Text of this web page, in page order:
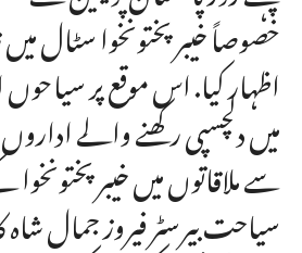
خصوصاً خیبرپختونخوا سٹال میں
اظہار کیا. اس موقع پر سیاحوں
میں دلچسپی رکھنے والے
سے ملاقاتوں میں
سیاحت بیرسٹر فیروز جمال